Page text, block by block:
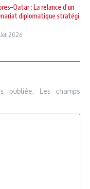
: La relance d’un
diplomatique stratégi
2026
publiée.
Les champs